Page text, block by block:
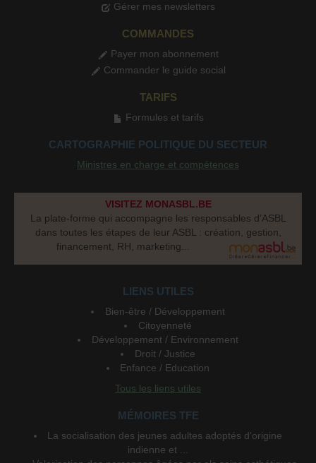
Gérer mes newsletters
COMMANDES
Payer mon abonnement
Commander le guide social
TARIFS
Formules et tarifs
CARTOGRAPHIE POLITIQUE DU SECTEUR
Ministres en charge et compétences
VISITEZ MONASBL.BE
La plate-forme qui accompagne les responsables d’ASBL
dans toutes les étapes de leur ASBL : création, gestion,
financement, RH, marketing...
LIENS UTILES
Bien-être / Développement
Citoyenneté
Développement / Environnement
Droit / Justice
Enfance / Education
Tous les liens utiles
MÉMOIRES TFE
La socialisation des jeunes adultes adoptés d'origine
indienne et ...